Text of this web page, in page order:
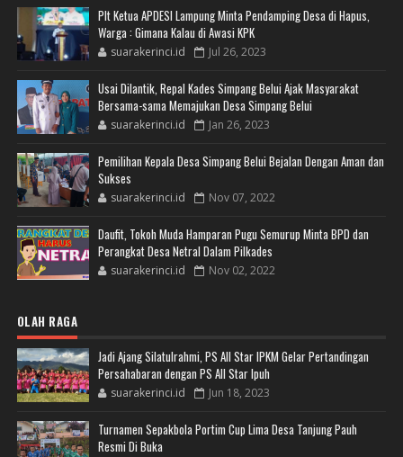
Plt Ketua APDESI Lampung Minta Pendamping Desa di Hapus,
Warga : Gimana Kalau di Awasi KPK
suarakerinci.id Jul 26, 2023
Usai Dilantik, Repal Kades Simpang Belui Ajak Masyarakat
Bersama-sama Memajukan Desa Simpang Belui
suarakerinci.id Jan 26, 2023
Pemilihan Kepala Desa Simpang Belui Bejalan Dengan Aman dan
Sukses
suarakerinci.id Nov 07, 2022
Daufit, Tokoh Muda Hamparan Pugu Semurup Minta BPD dan
Perangkat Desa Netral Dalam Pilkades
suarakerinci.id Nov 02, 2022
OLAH RAGA
Jadi Ajang Silatulrahmi, PS All Star IPKM Gelar Pertandingan
Persahabaran dengan PS All Star Ipuh
suarakerinci.id Jun 18, 2023
Turnamen Sepakbola Portim Cup Lima Desa Tanjung Pauh
Resmi Di Buka